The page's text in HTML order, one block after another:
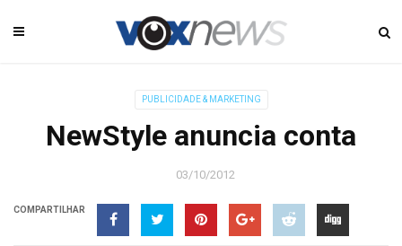
PUBLICIDADE & MARKETING
NewStyle anuncia conta
03/10/2012
COMPARTILHAR